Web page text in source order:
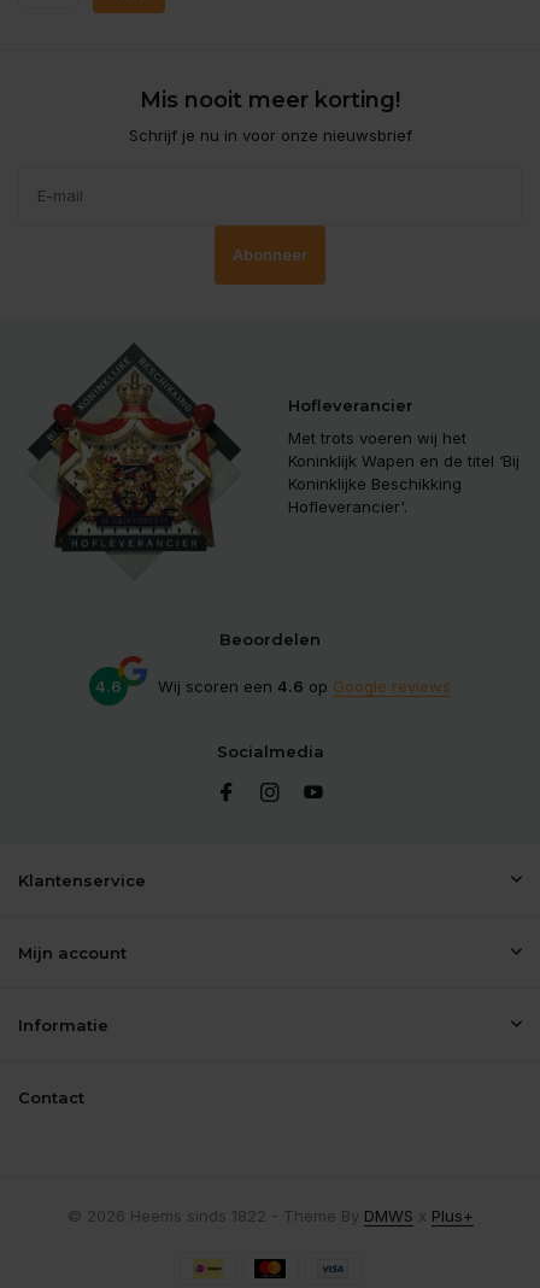
Mis nooit meer korting!
Schrijf je nu in voor onze nieuwsbrief
Abonneer
Hofleverancier
Met trots voeren wij het
Koninklijk Wapen en de titel ‘Bij
Koninklijke Beschikking
Hofleverancier'.
Beoordelen
4.6 Wij scoren een 4.6 op Google reviews
Socialmedia
Klantenservice
Mijn account
Informatie
Contact
© 2026 Heems sinds 1822 - Theme By DMWS x Plus+